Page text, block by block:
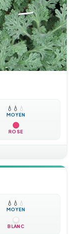
💧 💧 💧
MOYEN
ROSE
💧 💧 💧
MOYEN
BLANC